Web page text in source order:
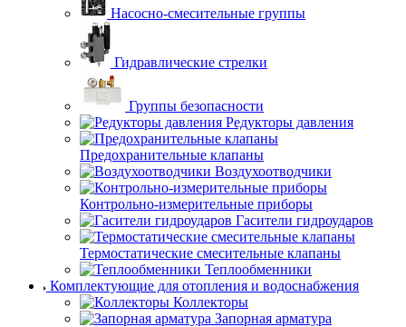
Насосно-смесительные группы
Гидравлические стрелки
Группы безопасности
Редукторы давления
Предохранительные клапаны
Воздухоотводчики
Контрольно-измерительные приборы
Гасители гидроударов
Термостатические смесительные клапаны
Теплообменники
Комплектующие для отопления и водоснабжения
Коллекторы
Запорная арматура